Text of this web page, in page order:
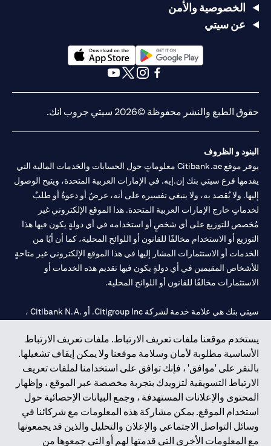
يستخدم موقعنا ملفات تعريف الارتباط. ملفات تعريف الارتباط
الأساسية مطلوبة لأمان وسلامة موقعنا ولا يمكن إيقاف تشغيلها.
بالنقر على 'موافق' ، فإنك توافق على استخدامنا لملفات تعريف
الارتباط التسويقية لتزويدك بتجربة مخصصة عبر الموقع ، وإظهار
المحتوى والإعلانات المستهدفة ، وجمع البيانات الإحصائية حول
استخدام الموقع. يمكن مشاركة هذه المعلومات مع شركائنا في
وسائل التواصل الاجتماعي والإعلان والتحليل والذين قد يجمعونها
مع المعلومات الأخرى التي قدمتها لهم أو التي جمعوها من
الخصوصية والأمن
عن سيتي
(opens in a new tab)
حقوق الطبع والنشر محفوظة ©2026 سيتي جروب انك.
البنود و الظروف
يوفر موقع Citibank.ae معلوماتٍ حول الحسابات والخدمات المالية التي
يقدمها فرع سيتي بنك إن.إيه. في الإمارات العربية المتحدة، ويتيح الوصول
إليها. ولا يُقصد به، ولا ينبغي تفسيره على أنه، عرضٌ أو دعوةٌ أو طلبٌ
لخدماتٍ خارج الإمارات العربية المتحدة. هذا الموقع الإلكتروني غير
مُخصص للتوزيع على أي شخصٍ أو استخدامه في أي دولةٍ يكون فيها هذا
التوزيع أو الاستخدام مخالفًا للقانون أو اللوائح المحلية، كما أن أيًا من
الخدمات أو الاستثمارات المشار إليها في هذا الموقع الإلكتروني غير متاحةٍ
للأشخاص المقيمين في أي دولةٍ يكون فيها تقديم هذه الخدمات أو
الاستثمارات مخالفًا للقانون أو اللوائح المحلية.
سيتي بنك هي علامة خدمة لشركة Citigroup Inc. أو .Citibank N.A ،
سيتي بنك إن. إيه. الإمارات مسجل لدى مصرف الإمارات المركزي تحت
أرقام التراخيص 202563 لفرع الوصل في دبي، 531989 لفرع مول
الإمارات في دبي، وCN-1002019لفرع أبوظبي. هاتف: 4000 311 04.
فرع سيتي بنك إن إيه - الإمارات العربية المتحدة مرخص من مصرف
الإمارات العربية المتحدة المركزي كفرع لبنك أجنبي.
سيتي بنك إن إيه الإمارات العربية المتحدة مرخص من هيئة الأوراق المالية
والسلع في الإمارات العربية المتحدة ("SCA") للقيام بالنشاط المالي لـ أ)